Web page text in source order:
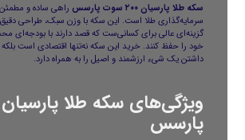
سکه طلا پارسیان ۲۰۰ سوت پارسس
راهی ساده و مطمئن
سرمایه‌گذاری طلا است. این سکه با وزن سبک، طراحی
گزینه‌ای عالی برای کسانی‌ست که قصد دارند با بودجه‌ای
خود را حفظ کنند. خرید این سکه نه‌تنها اقتصادی است
داشتن یک شی‌ء ارزشمند و اصیل را به همراه دارد.
پارسس